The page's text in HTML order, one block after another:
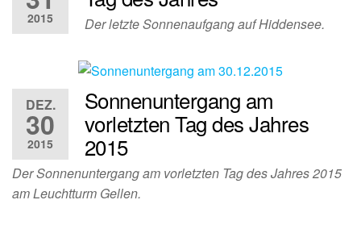
2015 Der letzte Sonnenaufgang auf Hiddensee.
DEZ.
30
2015
Sonnenuntergang am
vorletzten Tag des Jahres
2015
Der Sonnenuntergang am vorletzten Tag des Jahres 2015
am Leuchtturm Gellen.